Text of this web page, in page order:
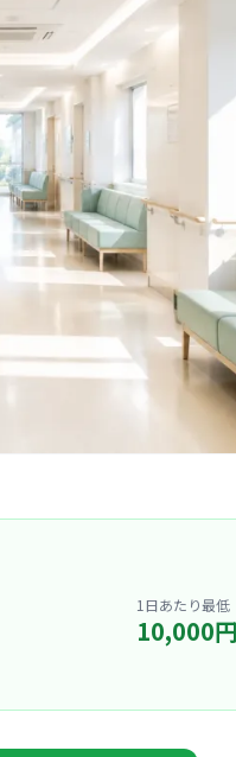
1日あたり最低
10,000円